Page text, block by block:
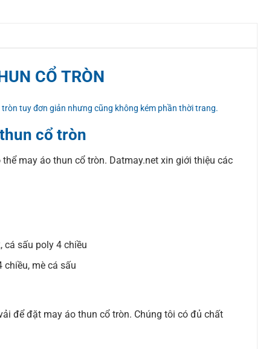
CỔ TRÒN
tuy đơn giản nhưng cũng không kém phần thời trang.
cổ tròn
may áo thun cổ tròn. Datmay.net xin giới thiệu các
cá sấu poly 4 chiều
chiều, mè cá sấu
để đặt may áo thun cổ tròn. Chúng tôi có đủ chất